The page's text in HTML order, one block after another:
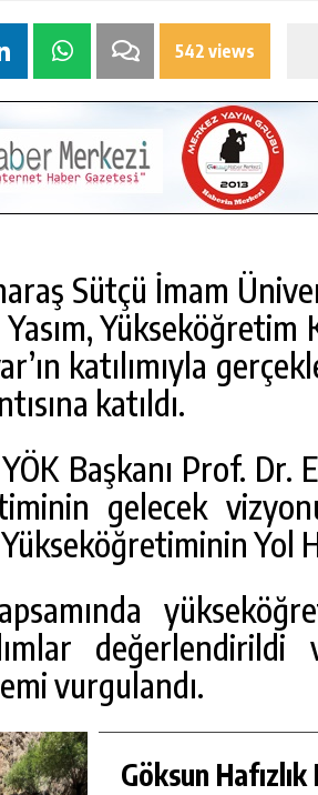
542 views
Sütçü İmam
Yükseköğretim
katılımıyla
katıldı.
Başkanı Prof.
gelecek
Yol
vurgulandı.
Göksun Hafızlık
GÜNLÜK HABER AKIŞI
KIZ KUR’AN KURSU
DARENDE GEZISI.